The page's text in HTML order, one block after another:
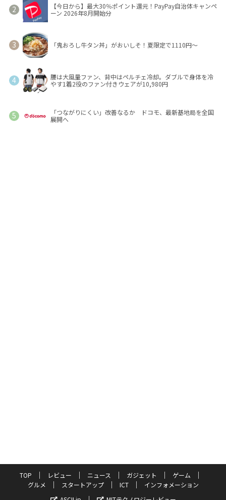
【今日から】最大30％ポイント還元！PayPay自治体キャンペ
ーン 2026年8月開始分
「鬼おろし牛タン丼」がおいしそ！夏限定で1110円～
腰は大風量ファン、背中はペルチェ冷却。ダブルで身体を冷
やす1着2役のファン付きウェアが10,980円
「つながりにくい」改善なるか ドコモ、最新基地局を全国
展開へ
TOP レビュー ニュース ガジェット
ゲーム
グルメ
スタートアップ ICT
インフォメーション